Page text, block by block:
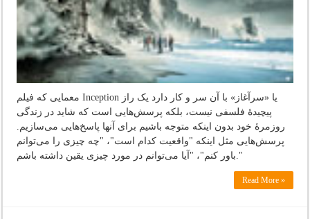
معمایی که فیلم Inception یا «سرآغاز» با آن سر و کار دارد یک راز
پیچیدۀ فلسفی نیست، بلکه پرسش‌هایی است که شاید در زندگی
روزمرۀ خود بدون اینکه متوجه باشیم برای آنها پاسخ‌هایی می‌سازیم.
پرسش‌هایی مثل اینکه "واقعیت کدام است"، "چه چیزی را می‌توانم
باور کنم"، "آیا می‌توانم در مورد چیزی یقین داشته باشم."
Read More »